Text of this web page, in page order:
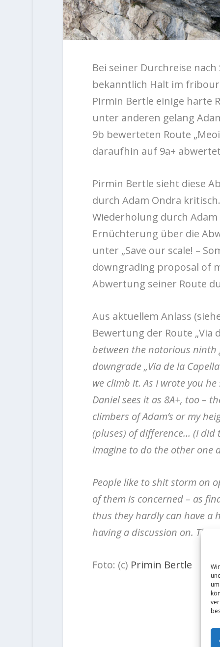
Bei seiner Durchreise
bekanntlich Halt im
Pirmin Bertle einige harte
unter anderen gelang
9b bewerteten Route
daraufhin auf 9a+
Pirmin Bertle sieht diese
durch Adam Ondra
Wiederholung durch
Ernüchterung über die
unter „Save our scale! –
downgrading proposal of
Abwertung seiner Route
Aus aktuellem Anlass
Bewertung der Route „Via
between the notorious ninth
downgrade „Via de la
we climb it. As I wrote you
Daniel sees it as 8A+, too –
climbers of Adam’s or my
(pluses) of difference… (I
imagine to do the other one
People like to shit storm on
of them is concerned – as
thus they hardly can have a
having a discussion on. The
Foto: (c) Primin Bertle